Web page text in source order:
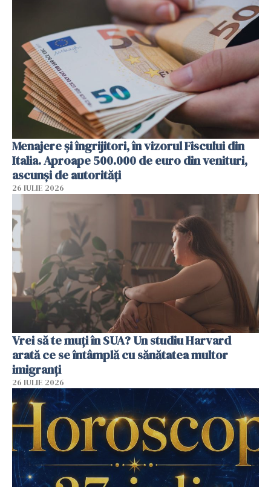
Menajere și îngrijitori, în vizorul Fiscului din
Italia. Aproape 500.000 de euro din venituri,
ascunși de autorități
26 IULIE 2026
Vrei să te muți în SUA? Un studiu Harvard
arată ce se întâmplă cu sănătatea multor
imigranți
26 IULIE 2026